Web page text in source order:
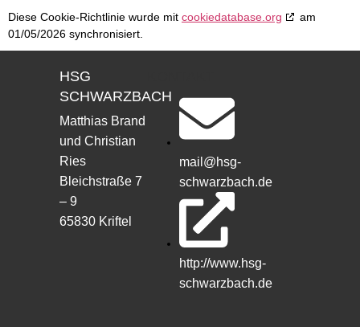
Diese Cookie-Richtlinie wurde mit cookiedatabase.org
am
01/05/2026 synchronisiert.
HSG
SCHWARZBACH
Matthias Brand
und Christian
Ries
Bleichstraße 7
– 9
65830 Kriftel
mail@hsg-
schwarzbach.de
http://www.hsg-
schwarzbach.de